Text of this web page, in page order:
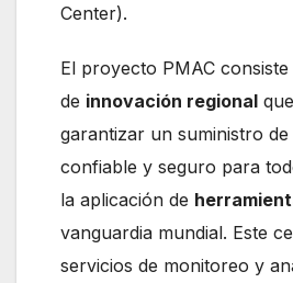
Center).
El proyecto PMAC
de innovación regional
garantizar un suministro
confiable y seguro para
la aplicación de
vanguardia mundial. Este
servicios de monitoreo y